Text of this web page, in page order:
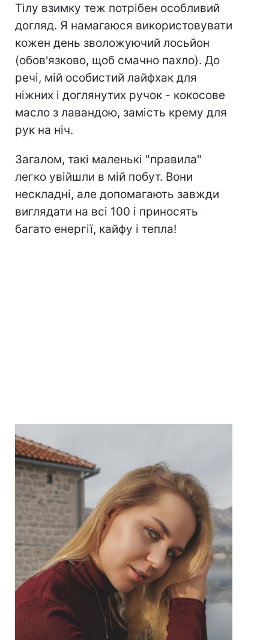
Тілу взимку теж потрібен особливий
догляд. Я намагаюся використовувати
кожен день зволожуючий лосьйон
(обов'язково, щоб смачно пахло). До
речі, мій особистий лайфхак для
ніжних і доглянутих ручок - кокосове
масло з лавандою, замість крему для
рук на ніч.
Загалом, такі маленькі "правила"
легко увійшли в мій побут. Вони
нескладні, але допомагають завжди
виглядати на всі 100 і приносять
багато енергії, кайфу і тепла!